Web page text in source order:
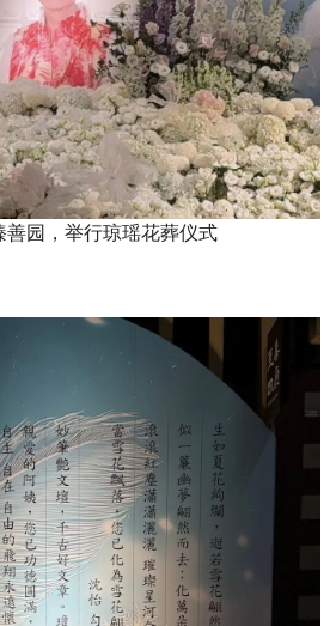
善园，举行琼瑶花葬仪式